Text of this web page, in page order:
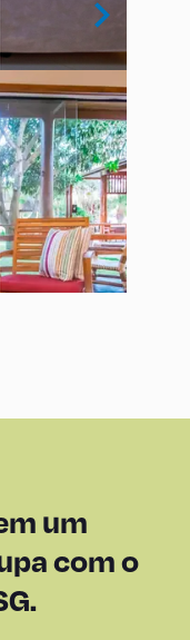
e/ou piscina.
vista para a
um
com o